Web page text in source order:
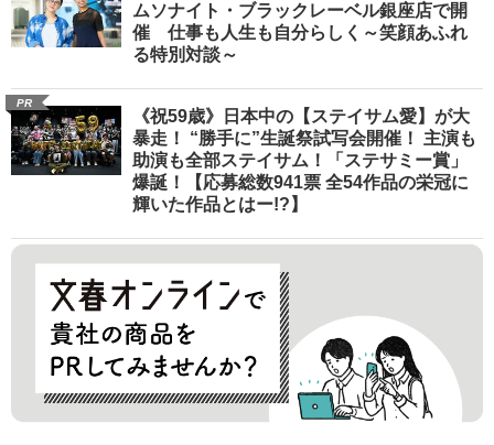
ムソナイト・ブラックレーベル銀座店で開
催 仕事も人生も自分らしく～笑顔あふれ
る特別対談～
PR
《祝59歳》日本中の【ステイサム愛】が大
暴走！ “勝手に”生誕祭試写会開催！ 主演も
助演も全部ステイサム！「ステサミー賞」
爆誕！【応募総数941票 全54作品の栄冠に
輝いた作品とはー!?】